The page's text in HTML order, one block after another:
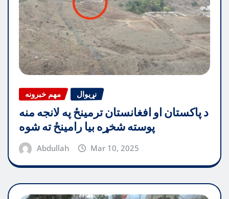
مهم خبرونه نړیوال
د پاکستان او افغانستان ترمینځ په لانجه منه
پوسته شخړه بیا رامینځ ته شوه
Abdullah Mar 10, 2025